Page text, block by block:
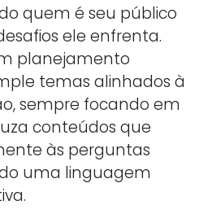
quem é seu público
ele enfrenta.
planejamento
temas alinhados à
sempre focando em
conteúdos que
às perguntas
uma linguagem